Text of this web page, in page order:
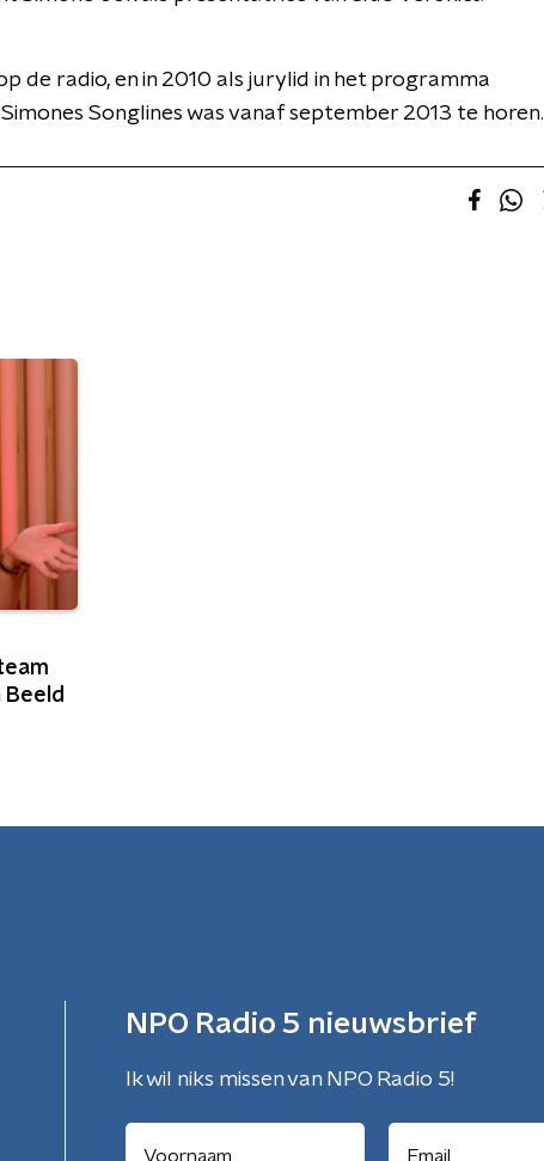
de radio, en in 2010 als jurylid in het programma
Songlines was vanaf september 2013 te horen.
NPO Radio 5 nieuwsbrief
Ik wil niks missen van NPO Radio 5!